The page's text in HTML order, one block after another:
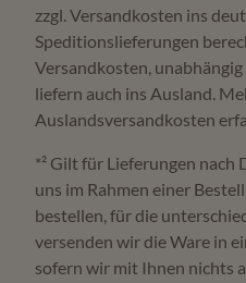
Ausstellungsstücke und
unterschiedlichen
Kann ich Sale Möbel vor
Ja, Möbel Zeppenfeld in
Sale-Artikeln und deren
zzgl. Versandkosten ins
Speditionslieferungen
Versandkosten,
liefern auch ins Ausland.
Auslandsversandkosten
*² Gilt für Lieferungen nach
uns im Rahmen einer
bestellen, für die
versenden wir die Ware in
sofern wir mit Ihnen nichts